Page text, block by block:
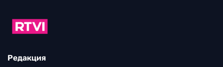
Редакция